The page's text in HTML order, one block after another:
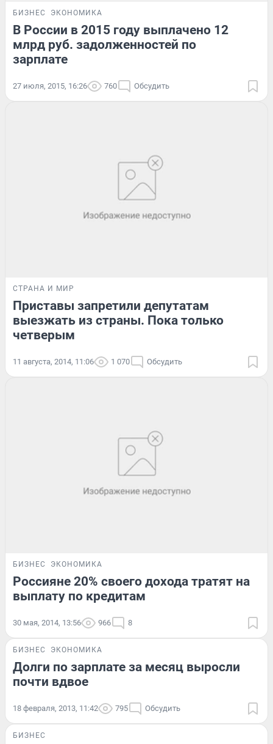
БИЗНЕС ЭКОНОМИКА
В России в 2015 году выплачено 12
млрд руб. задолженностей по
зарплате
27 июля, 2015, 16:26 760 Обсудить
СТРАНА И МИР
Приставы запретили депутатам
выезжать из страны. Пока только
четверым
11 августа, 2014, 11:06 1 070 Обсудить
БИЗНЕС ЭКОНОМИКА
Россияне 20% своего дохода тратят на
выплату по кредитам
30 мая, 2014, 13:56 966 8
БИЗНЕС ЭКОНОМИКА
Долги по зарплате за месяц выросли
почти вдвое
18 февраля, 2013, 11:42 795 Обсудить
БИЗНЕС